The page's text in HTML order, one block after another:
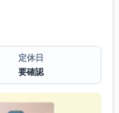
定休日
要確認